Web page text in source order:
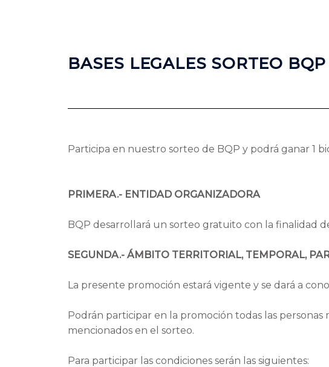
BASES LEGALES SORTEO
Participa en nuestro sorteo de BQP y podrá ganar 1
PRIMERA.- ENTIDAD ORGANIZADORA
BQP desarrollará un sorteo gratuito con la finalidad
SEGUNDA.- ÁMBITO TERRITORIAL, TEMPORAL,
La presente promoción estará vigente y se dará a
Podrán participar en la promoción todas las
mencionados en el sorteo.
Para participar las condiciones serán las siguientes: